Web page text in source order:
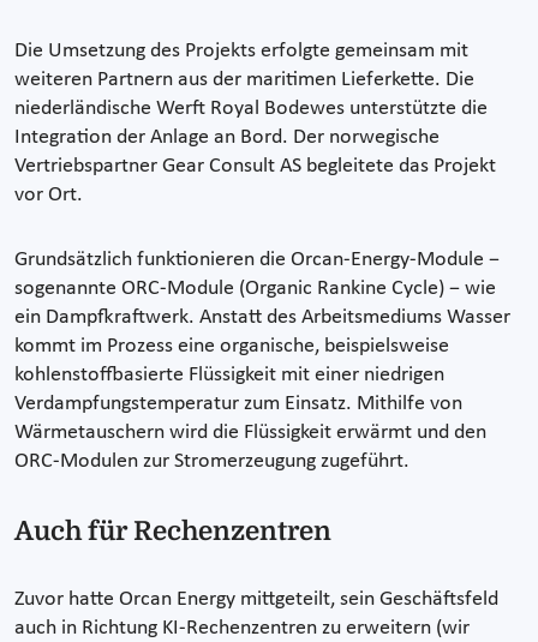
Die Umsetzung des Projekts erfolgte gemeinsam mit
weiteren Partnern aus der maritimen Lieferkette. Die
niederländische Werft Royal Bodewes unterstützte die
Integration der Anlage an Bord. Der norwegische
Vertriebspartner Gear Consult AS begleitete das Projekt
vor Ort.
Grundsätzlich funktionieren die Orcan-Energy-Module −
sogenannte ORC-Module (Organic Rankine Cycle) − wie
ein Dampfkraftwerk. Anstatt des Arbeitsmediums Wasser
kommt im Prozess eine organische, beispielsweise
kohlenstoffbasierte Flüssigkeit mit einer niedrigen
Verdampfungstemperatur zum Einsatz. Mithilfe von
Wärmetauschern wird die Flüssigkeit erwärmt und den
ORC-Modulen zur Stromerzeugung zugeführt.
Auch für Rechenzentren
Zuvor hatte Orcan Energy mittgeteilt, sein Geschäftsfeld
auch in Richtung KI-Rechenzentren zu erweitern (wir